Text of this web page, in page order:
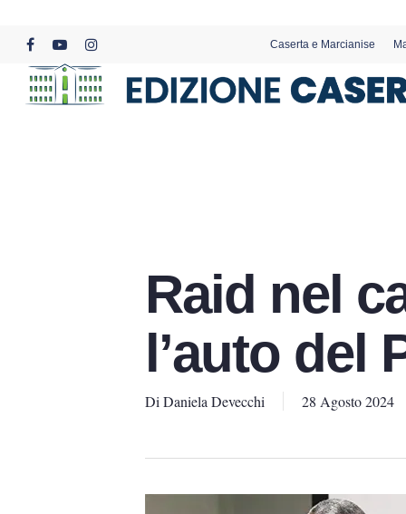
content
facebookyoutubeinstagram
Caserta e Marcianise
Raid nel
l’auto del
Di Daniela Devecchi 28 Agosto 2024